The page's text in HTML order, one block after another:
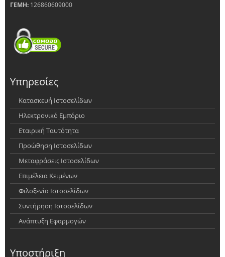
ΓΕΜΗ: 126860609000
Υπηρεσίες
Κατασκευή Ιστοσελίδων
Ηλεκτρονικό Εμπόριο
Εταιρική Ταυτότητα
Προώθηση Ιστοσελίδων
Μεταφράσεις Ιστοσελίδων
Επιμέλεια Κειμένων
Φιλοξενία Ιστοσελίδων
Συντήρηση Ιστοσελίδων
Ανάπτυξη Εφαρμογών
Υποστήριξη